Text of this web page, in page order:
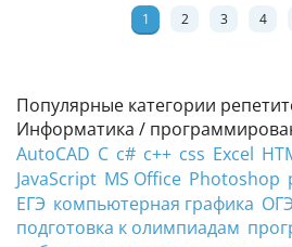
Популярные категории
Информатика /
AutoCAD C c# c++ css Excel
JavaScript MS Office Photoshop
ЕГЭ компьютерная графика
подготовка к олимпиадам
1 2 3 4